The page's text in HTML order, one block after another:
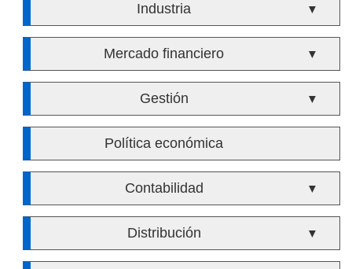
Industria ▼
Mercado financiero ▼
Gestión ▼
Política económica
Contabilidad ▼
Distribución ▼